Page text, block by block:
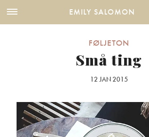
EMILY SALOMON
FØLJETON
Små ting
12 JAN 2015